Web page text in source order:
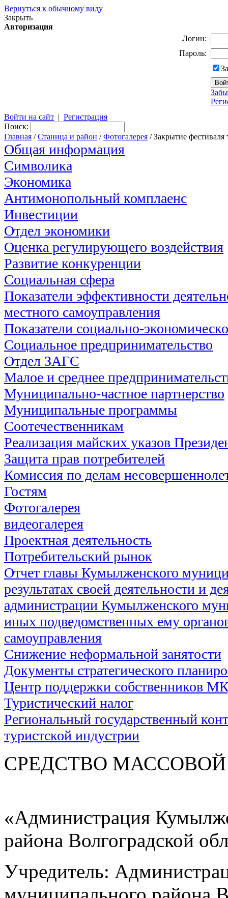
Вернуться к обычному виду
Закрыть
Авторизация
Логин:
Пароль:
Войти на сайт | Регистрация
Поиск:
Главная /Станица и район /Фотогалерея / Закрытие
Общая информация
Символика
Экономика
Антимонопольный комплаенс
Инвестиции
Отдел экономики
Оценка регулирующего воздействия
Развитие конкуренции
Социальная сфера
Показатели эффективности
местного самоуправления
Показатели социально-
Социальное предпринимательство
Отдел ЗАГС
Малое и среднее
Муниципально-частное партнерство
Муниципальные программы
Соотечественникам
Реализация майских указов
Защита прав потребителей
Комиссия по делам
Гостям
Фотогалерея
видеогалерея
Проектная деятельность
Потребительский рынок
Отчет главы Кумылженского
результатах своей деятельности и
администрации Кумылженского
иных подведомственных ему
самоуправления
Снижение неформальной занятости
Документы стратегического
Центр поддержки собственников
Туристический налог
Региональный государственный
туристской индустрии
СРЕДСТВО
«Администрация
района Волгоградской
Учредитель: